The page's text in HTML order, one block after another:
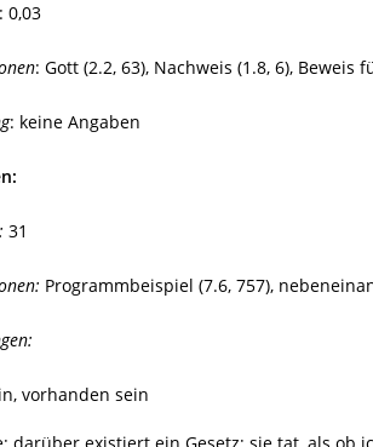
: 0,03
: Gott (2.2, 63), Nachweis (1.8, 6), Beweis
: keine Angaben
31
Programmbeispiel (7.6, 757),
vorhanden sein